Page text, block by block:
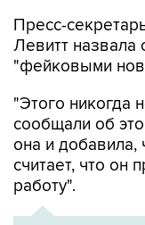
Пресс-
Левитт назвала
"фейковыми
"Этого никогда
сообщали об
она и добавила,
считает, что он
работу".